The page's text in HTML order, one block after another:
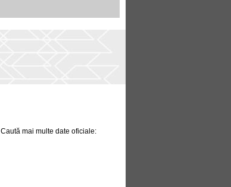
Caută mai multe date oficiale: